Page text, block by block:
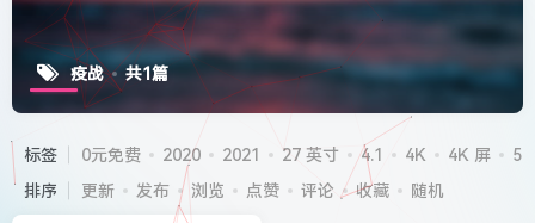
疫战 共1篇
标签 0元免费 2020 2021 27 英寸 4.1 4K 4K 屏
5G
排序
更新 发布 浏览 点赞 评论 收藏 随机